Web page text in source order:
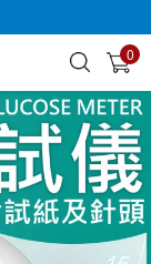
0
查看